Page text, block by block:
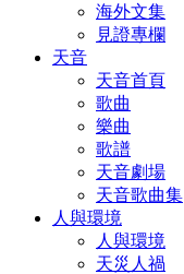
海外文集
見證專欄
天音
天音首頁
歌曲
樂曲
歌譜
天音劇場
天音歌曲集
人與環境
人與環境
天災人禍